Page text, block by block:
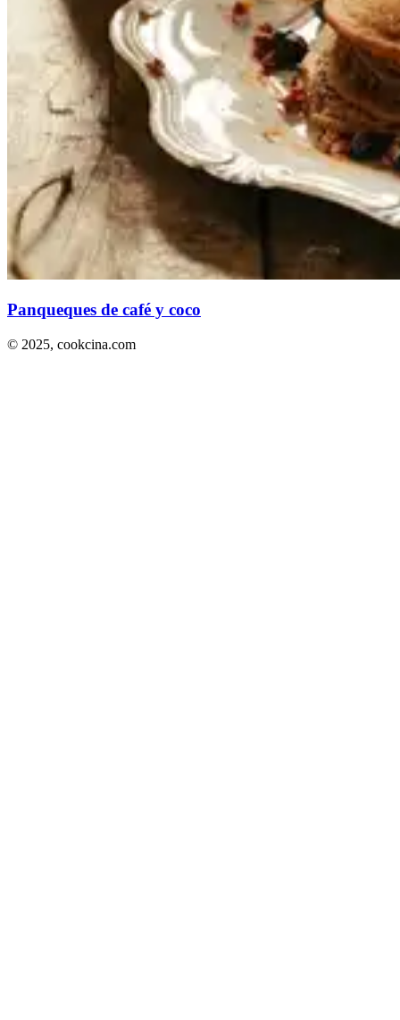
Panqueques de café y coco
© 2025, cookcina.com